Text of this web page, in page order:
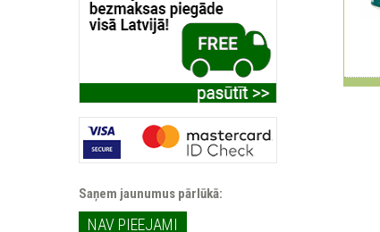
Saņem jaunumus pārlūkā:
NAV PIEEJAMI